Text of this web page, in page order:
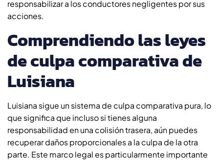
responsabilizar a los conductores negligentes por sus
acciones.
Comprendiendo las leyes
de culpa comparativa de
Luisiana
Luisiana sigue un sistema de culpa comparativa pura, lo
que significa que incluso si tienes alguna
responsabilidad en una colisión trasera, aún puedes
recuperar daños proporcionales a la culpa de la otra
parte. Este marco legal es particularmente importante